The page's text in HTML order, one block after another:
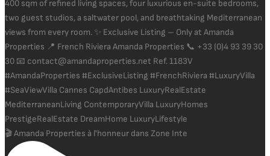
🎬 Amanda Properties à l'honneur dans Zone Inte